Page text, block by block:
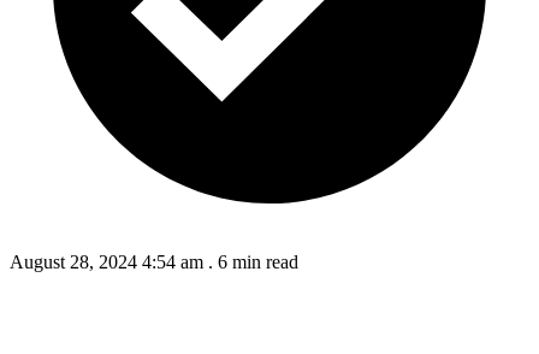
August 28, 2024 4:54 am . 6 min read